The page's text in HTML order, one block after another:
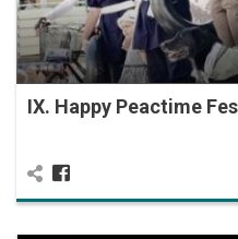
IX. Happy Peactime